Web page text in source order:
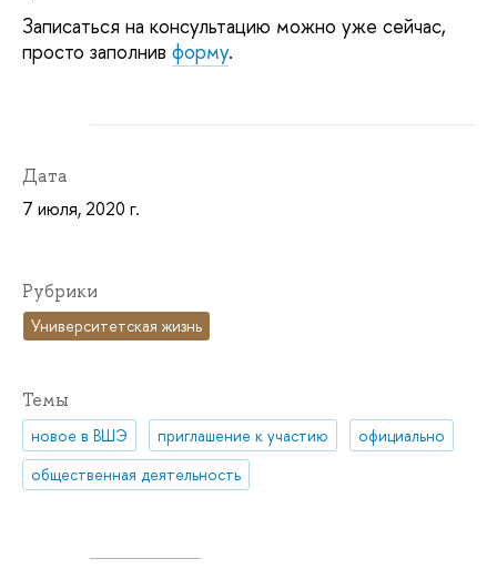
Записаться на консультацию можно уже сейчас,
просто заполнив форму.
Дата
7 июля, 2020 г.
Рубрики
Университетская жизнь
Темы
новое в ВШЭ приглашение к участию
официально
общественная деятельность